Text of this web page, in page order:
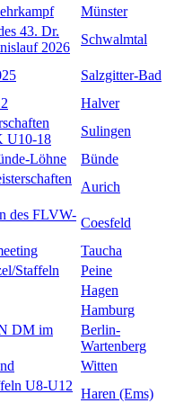
Münster
43. Dr.
2026
Schwalmtal
Salzgitter-Bad
Halver
U10-18
Sulingen
Löhne
Bünde
Aurich
des FLVW-
Coesfeld
Taucha
Staffeln
Peine
Hagen
Hamburg
DM im
Berlin-
Wartenberg
Witten
U8-U12
Haren (Ems)